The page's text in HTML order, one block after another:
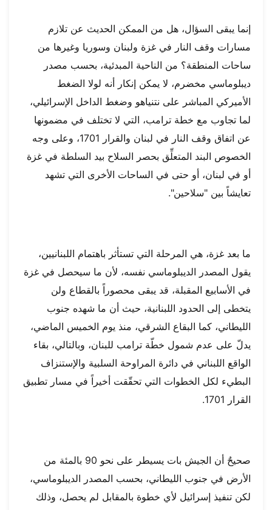
إنما يبقى السؤال، هل من الممكن الحديث عن تلازم
مسارات وقف النار في غزة ولبنان وسوريا وغيرها من
ساحات المنطقة؟ من الناحية المبدئية، بحسب مصدر
ديبلوماسي مخضرم، لا يمكن إنكار أنه لولا الضغط
الأميركي المباشر على نتنياهو وضغط الداخل الإسرائيلي،
لما تجاوب مع خطة ترامب، التي لا تختلف في مضمونها
عن اتفاق وقف النار في لبنان والقرار 1701، وعلى وجه
الخصوص البند المتعلِّق بحصر السلاح بيد السلطة في غزة
أو في لبنان، أو حتى في الساحات الأخرى التي تشهد
تعايشاً بين "سلاحين".
ما بعد غزة، هي المرحلة التي تستأثر باهتمام اللبنانيين،
يقول المصدر الديبلوماسي نفسه، لأن ما سيحصل في غزة
في الأسابيع المقبلة، قد يبقى محصوراً بالقطاع ولن
يتخطى إلى الحدود اللبنانية، حيث أن ما شهده جنوب
الليطاني، كما البقاع الشرقي، منذ يوم الخميس الماضي،
يدلّ على عدم شمول خطّة ترامب للبنان، وبالتالي، بقاء
الواقع اللبناني في دائرة المراوحة السلبية والإستنزاف
البطيء لكل الخطوات التي تحقّقت أخيراً في مسار تطبيق
القرار 1701.
صحيحٌ أن الجيش بات يسيطر على نحو 90 بالمئة من
الأرض في جنوب الليطاني، بحسب المصدر الديبلوماسي،
لكن تنفيذ إسرائيل لأي خطوة بالمقابل لم يحصل، وذلك